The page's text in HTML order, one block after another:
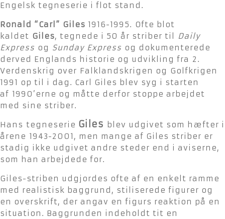
Engelsk tegneserie i flot stand.
Ronald “Carl” Giles 1916-1995. Ofte blot
kaldet Giles, tegnede i 50 år striber til
Daily
Express og Sunday Express og dokumenterede
derved Englands historie og udvikling fra 2.
Verdenskrig over Falklandskrigen og Golfkrigen
1991 op til i dag. Carl Giles blev syg i starten
af 1990’erne og måtte derfor stoppe arbejdet
med sine striber.
Hans tegneserie Giles blev udgivet som hæfter i
årene 1943-2001, men mange af Giles striber er
stadig ikke udgivet andre steder end i aviserne,
som han arbejdede for.
Giles-striben udgjordes ofte af en enkelt ramme
med realistisk baggrund, stiliserede figurer og
en overskrift, der angav en figurs reaktion på en
situation. Baggrunden indeholdt tit en